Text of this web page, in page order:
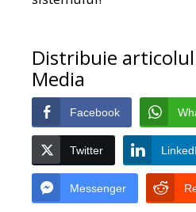
Distribuie articolul
Media
Facebook
Twitter
Messenger